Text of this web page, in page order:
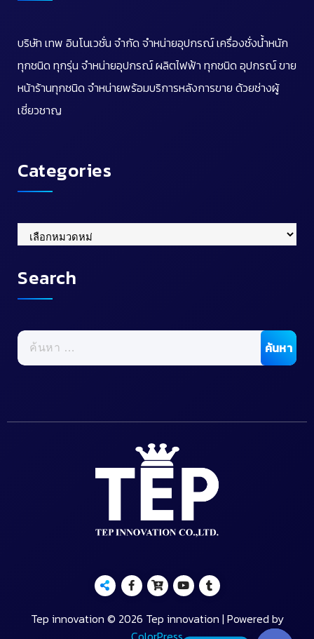
บริษัท เทพ อินโนเวชั่น จำกัด จำหน่ายอุปกรณ์ เครื่องชั่งน้ำหนัก
ทุกชนิด ทุกรุ่น จำหน่ายอุปกรณ์ ผลิตไฟฟ้า ทุกชนิด อุปกรณ์ ขาย
หน้าร้านทุกชนิด จำหน่ายพร้อมบริการหลังการขาย ด้วยช่างผู้
เชี่ยวชาญ
Categories
Categories
Search
ค้นหา
สำหรับ:
Tep innovation © 2026 Tep innovation | Powered by